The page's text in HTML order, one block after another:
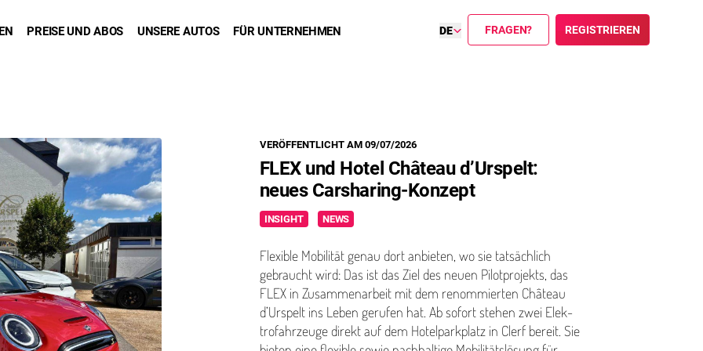
PREISE UND ABOS UNSERE AUTOS FÜR UNTERNEHMEN DE FRAGEN? REGISTRIEREN
VERÖFFENTLICHT AM 09/07/2026
FLEX und Hotel Château d’Urspelt:
neues Carsharing-Konzept
INSIGHT NEWS
Flexible Mobilität genau dort anbieten, wo sie tatsächlich
gebraucht wird: Das ist das Ziel des neuen Pilot­pro­jek­ts, das
FLEX in Zusam­me­nar­beit mit dem renom­mierten Château
d’Urspelt ins Leben gerufen hat. Ab sofort stehen zwei Elek­
tro­fahrzeuge direkt auf dem Hotel­park­platz in Clerf bereit. Sie